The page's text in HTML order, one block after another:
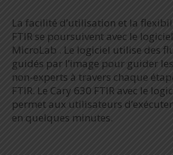
La facilité d’utilisation et la
FTIR se poursuivent avec le
MicroLab . Le logiciel utilise des
guidés par l’image pour guider
non-experts à travers chaque
FTIR. Le Cary 630 FTIR avec le
permet aux utilisateurs
en quelques minutes.